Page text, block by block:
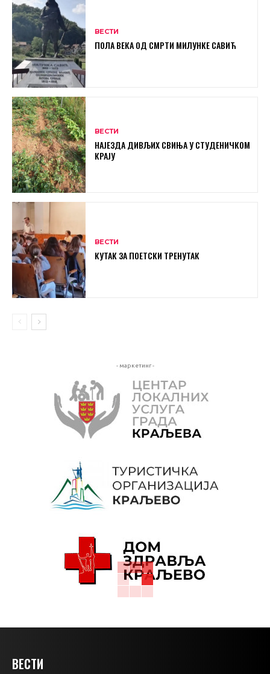
ВЕСТИ
ПОЛА ВЕКА ОД СМРТИ МИЛУНКЕ САВИЋ
ВЕСТИ
НАЈЕЗДА ДИВЉИХ СВИЊА У СТУДЕНИЧКОМ
КРАЈУ
ВЕСТИ
КУТАК ЗА ПОЕТСКИ ТРЕНУТАК
- маркетинг -
ВЕСТИ